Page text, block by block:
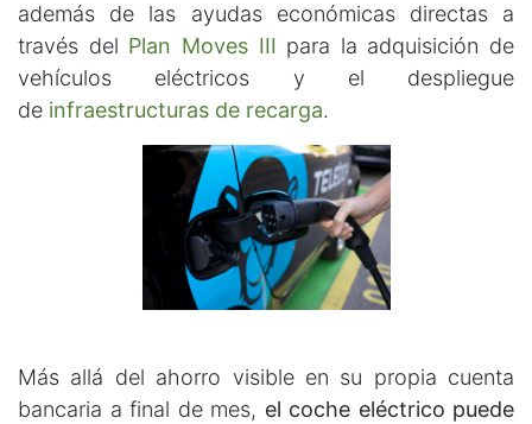
además de las ayudas económicas directas a
través del Plan Moves III para la adquisición de
vehículos eléctricos y el despliegue
de infraestructuras de recarga.
Más allá del ahorro visible en su propia cuenta
bancaria a final de mes, el coche eléctrico puede